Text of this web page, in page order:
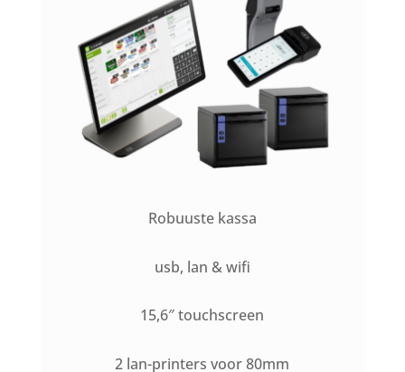
Robuuste kassa
usb, lan & wifi
15,6″ touchscreen
2 lan-printers voor 80mm